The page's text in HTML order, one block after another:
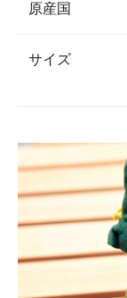
原産国
サイズ